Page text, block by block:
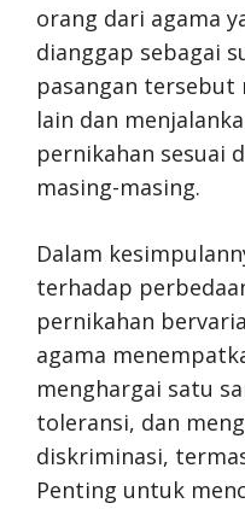
orang dari agama
dianggap sebagai
pasangan tersebut
lain dan
pernikahan sesuai
masing-masing.
Dalam
terhadap
pernikahan
agama
menghargai satu
toleransi, dan
diskriminasi,
Penting untuk